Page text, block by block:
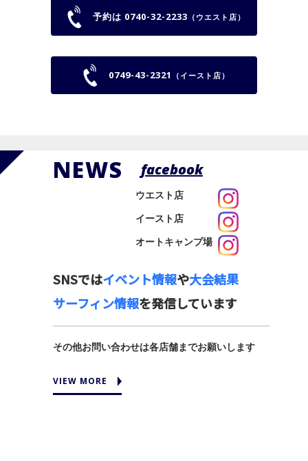
予約は 0740-32-2233 （ウエスト店）
0749-43-2321 （イースト店）
NEWS facebook
ウエスト店
イースト店
オートキャンプ場
SNSではイベント情報や大会結果
サーフィン情報を発信しています
その他お問い合わせは各店舗までお願いします
VIEW MORE